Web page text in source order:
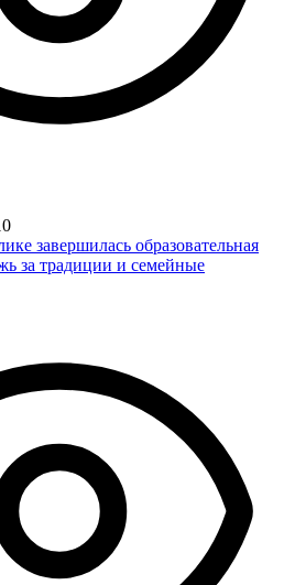
завершилась образовательная
за традиции и семейные